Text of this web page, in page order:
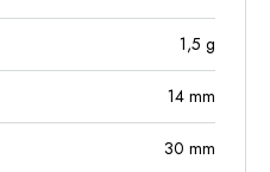
1,5 g
14 mm
30 mm